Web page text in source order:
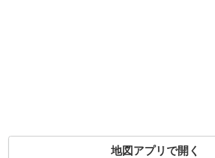
地図アプリで開く